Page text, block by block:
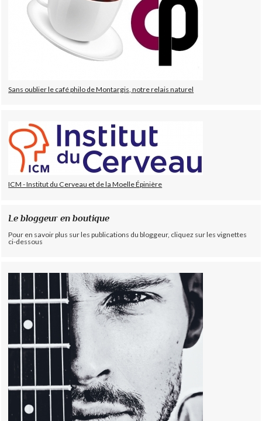
Sans oublier le café philo de Montargis, notre relais naturel
ICM - Institut du Cerveau et de la Moelle Épinière
Le bloggeur en boutique
Pour en savoir plus sur les publications du bloggeur, cliquez sur les vignettes
ci-dessous